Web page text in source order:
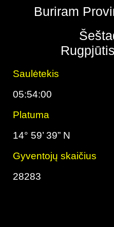
Buriram
Saulėtekis
05:54:00
Platuma
14° 59’ 39” N
Gyventojų skaičius
28283